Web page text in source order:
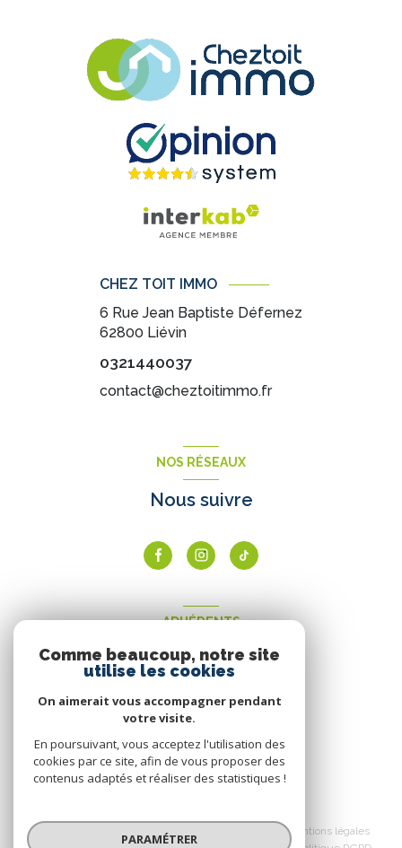
CHEZ TOIT IMMO
6 Rue Jean Baptiste Défernez
62800 Liévin
0321440037
contact@cheztoitimmo.fr
NOS RÉSEAUX
Nous suivre
ADHÉRENTS
Nous adhérons
Mentions légales
Comme beaucoup, notre site
utilise les cookies
On aimerait vous accompagner pendant
votre visite.
En poursuivant, vous acceptez l'utilisation des
cookies par ce site, afin de vous proposer des
contenus adaptés et réaliser des statistiques !
PARAMÉTRER